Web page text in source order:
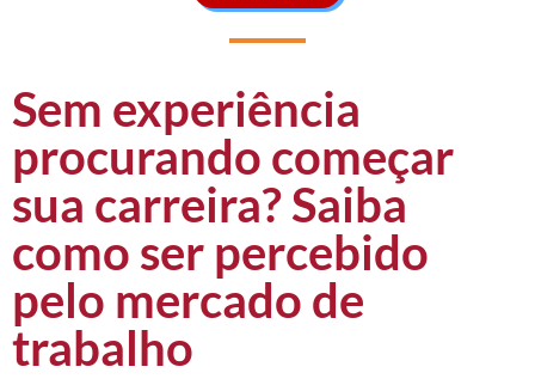
Sem experiência
procurando começar
sua carreira? Saiba
como ser percebido
pelo mercado de
trabalho